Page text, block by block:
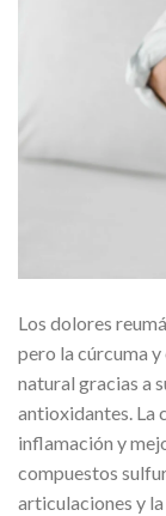
Los dolores
pero la cúrcuma y
natural gracias a
antioxidantes. La
inflamación y
compuestos
articulaciones y